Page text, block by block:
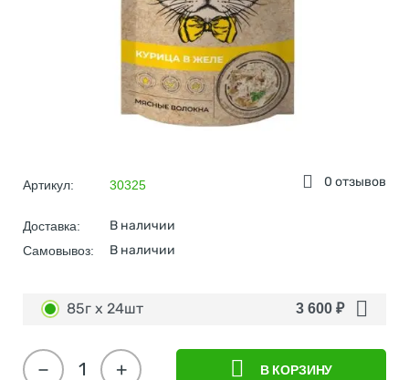
0 отзывов
Артикул: 30325
Доставка: В наличии
Самовывоз: В наличии
85г х 24шт 3 600 ₽
+
− В КОРЗИНУ